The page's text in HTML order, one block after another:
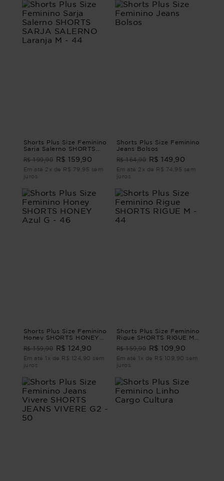
Shorts Plus Size Feminino
Sarja Salerno SHORTS
SARJA SALERNO Laranja
M - 44
R$ 199,90 R$ 159,90
Em até 2x de R$ 79,95 sem
juros
Shorts Plus Size Feminino
Jeans Bolsos
R$ 164,90 R$ 149,90
Em até 2x de R$ 74,95 sem
juros
Shorts Plus Size Feminino
Honey SHORTS HONEY
R$ 159,90 R$ 124,90
Em até 1x de R$ 124,90 sem
juros
Shorts Plus Size Feminino
Rigue SHORTS RIGUE M -
R$ 159,90 R$ 109,90
Em até 1x de R$ 109,90 sem
juros